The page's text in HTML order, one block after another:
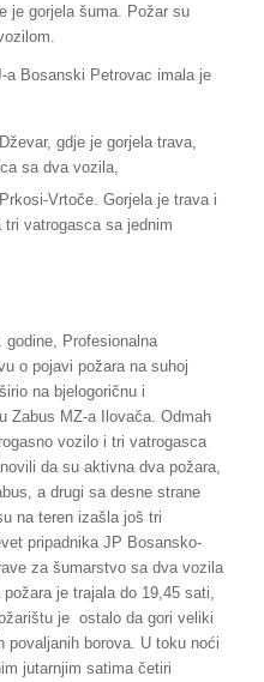
je gorjela šuma. Požar su
a Bosanski Petrovac imala je
gdje je gorjela trava,
sa dva vozila,
Vrtoče. Gorjela je trava i
vatrogasca sa jednim
godine, Profesionalna
o pojavi požara na suhoj
na bjelogoričnu i
Zabus MZ-a Ilovača. Odmah
vozilo i tri vatrogasca
da su aktivna dva požara,
a drugi sa desne strane
na teren izašla još tri
pripadnika JP Bosansko-
za šumarstvo sa dva vozila
je trajala do 19,45 sati,
je ostalo da gori veliki
povaljanih borova. U toku noći
jutarnjim satima četiri